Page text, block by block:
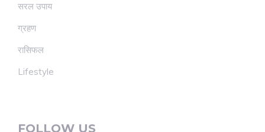
सरल उपाय
ग्रहण
रासिफल
Lifestyle
FOLLOW US